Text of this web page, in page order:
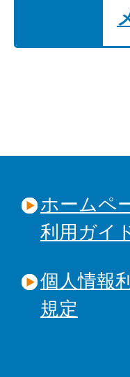
ホームペ
利用ガイ
個人情報
規定